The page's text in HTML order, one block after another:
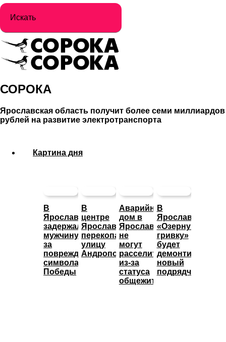
СОРОКА
Ярославская область получит более семи миллиардов
рублей на развитие электротранспорта
Картина дня
В
Ярославле
задержали
мужчину
за
повреждение
символа
Победы
В
центре
Ярославля
перекопали
улицу
Андропова
Аварийный
дом в
Ярославле
не
могут
расселить
из-за
статуса
общежития
В
Ярославле
«Озерную
гривку»
будет
демонтировать
новый
подрядчик